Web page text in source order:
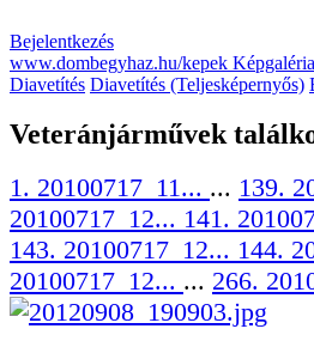
Bejelentkezés
www.dombegyhaz.hu/kepek Képgaléria
Diavetítés Diavetítés (Teljesképernyős)
Veteránjárművek
1. 20100717_11... ... 139.
20100717_12... 141.
143. 20100717_12... 144.
20100717_12... ... 266.